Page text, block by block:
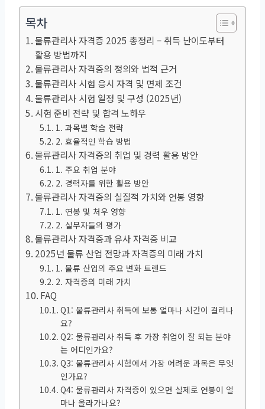
목차
물류관리사 자격증 2025 총정리 – 취득 난이도부터
활용 방법까지
물류관리사 자격증의 정의와 법적 근거
물류관리사 시험 응시 자격 및 면제 조건
물류관리사 시험 일정 및 구성 (2025년)
시험 준비 전략 및 합격 노하우
1. 과목별 학습 전략
2. 효율적인 학습 방법
물류관리사 자격증의 취업 및 경력 활용 방안
1. 주요 취업 분야
2. 경력자를 위한 활용 방안
물류관리사 자격증의 실질적 가치와 연봉 영향
1. 연봉 및 처우 영향
2. 실무자들의 평가
물류관리사 자격증과 유사 자격증 비교
2025년 물류 산업 전망과 자격증의 미래 가치
1. 물류 산업의 주요 변화 트렌드
2. 자격증의 미래 가치
FAQ
Q1: 물류관리사 취득에 보통 얼마나 시간이 걸리나
요?
Q2: 물류관리사 취득 후 가장 취업이 잘 되는 분야
는 어디인가요?
Q3: 물류관리사 시험에서 가장 어려운 과목은 무엇
인가요?
Q4: 물류관리사 자격증이 있으면 실제로 연봉이 얼
마나 올라가나요?